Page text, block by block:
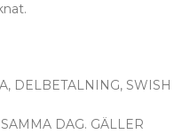
DELBETALNING, SWISH
DAG. GÄLLER